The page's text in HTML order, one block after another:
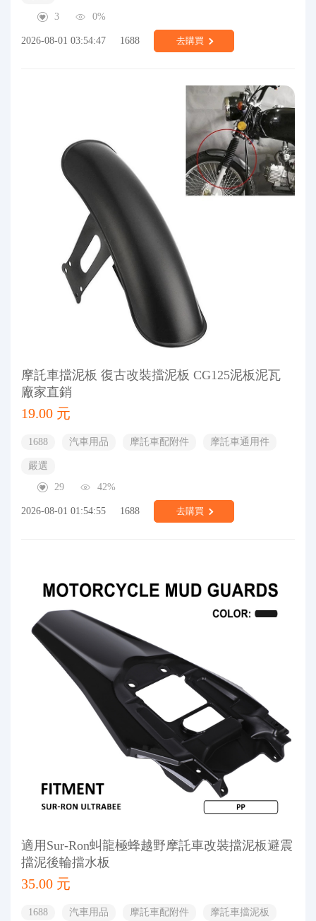
3
0%
2026-08-01 03:54:47 1688 去購買
摩託車擋泥板 復古改裝擋泥板 CG125泥板泥瓦
廠家直銷
19.00 元
1688 汽車用品 摩託車配附件 摩託車通用件
嚴選
29
42%
2026-08-01 01:54:55 1688 去購買
適用Sur-Ron虯龍極蜂越野摩託車改裝擋泥板避震
擋泥後輪擋水板
35.00 元
1688 汽車用品 摩託車配附件
摩託車擋泥板